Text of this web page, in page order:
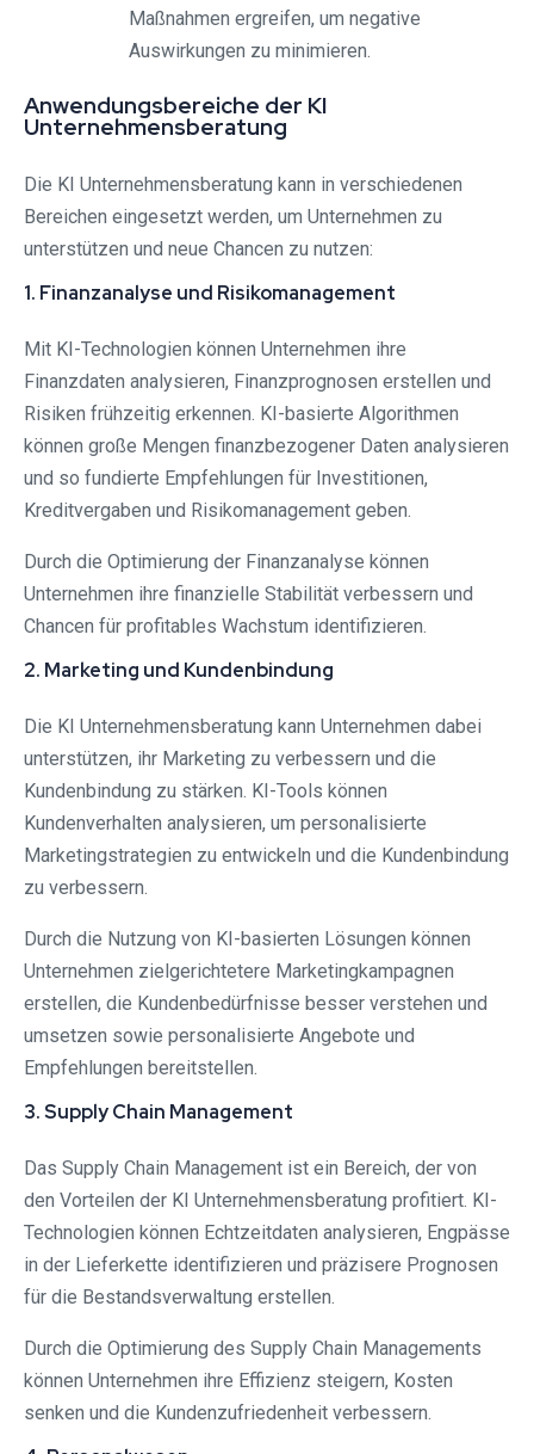
Maßnahmen ergreifen, um negative
Auswirkungen zu minimieren.
Anwendungsbereiche der KI
Unternehmensberatung
Die KI Unternehmensberatung kann in verschiedenen
Bereichen eingesetzt werden, um Unternehmen zu
unterstützen und neue Chancen zu nutzen:
1. Finanzanalyse und Risikomanagement
Mit KI-Technologien können Unternehmen ihre
Finanzdaten analysieren, Finanzprognosen erstellen und
Risiken frühzeitig erkennen. KI-basierte Algorithmen
können große Mengen finanzbezogener Daten analysieren
und so fundierte Empfehlungen für Investitionen,
Kreditvergaben und Risikomanagement geben.
Durch die Optimierung der Finanzanalyse können
Unternehmen ihre finanzielle Stabilität verbessern und
Chancen für profitables Wachstum identifizieren.
2. Marketing und Kundenbindung
Die KI Unternehmensberatung kann Unternehmen dabei
unterstützen, ihr Marketing zu verbessern und die
Kundenbindung zu stärken. KI-Tools können
Kundenverhalten analysieren, um personalisierte
Marketingstrategien zu entwickeln und die Kundenbindung
zu verbessern.
Durch die Nutzung von KI-basierten Lösungen können
Unternehmen zielgerichtetere Marketingkampagnen
erstellen, die Kundenbedürfnisse besser verstehen und
umsetzen sowie personalisierte Angebote und
Empfehlungen bereitstellen.
3. Supply Chain Management
Das Supply Chain Management ist ein Bereich, der von
den Vorteilen der KI Unternehmensberatung profitiert. KI-
Technologien können Echtzeitdaten analysieren, Engpässe
in der Lieferkette identifizieren und präzisere Prognosen
für die Bestandsverwaltung erstellen.
Durch die Optimierung des Supply Chain Managements
können Unternehmen ihre Effizienz steigern, Kosten
senken und die Kundenzufriedenheit verbessern.